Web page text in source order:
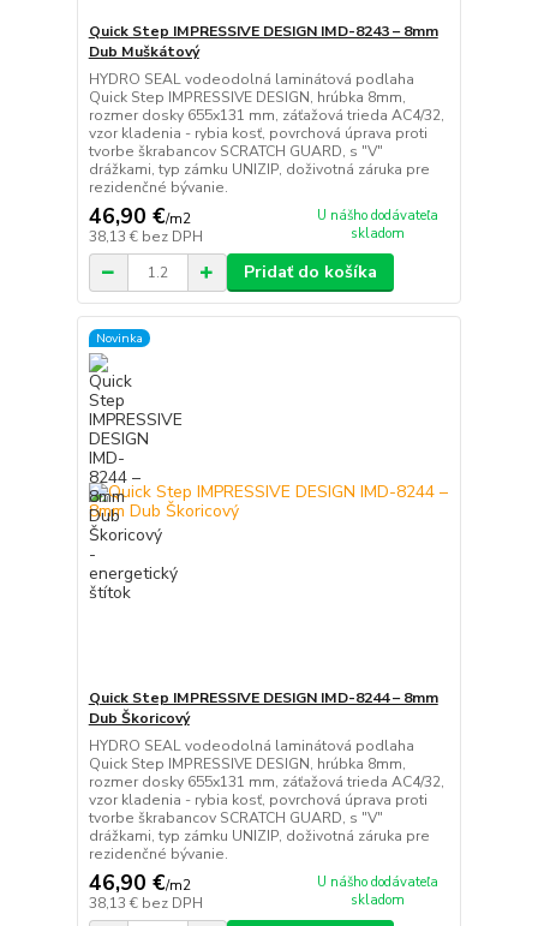
Quick Step IMPRESSIVE DESIGN IMD-8243 – 8mm
Dub Muškátový
HYDRO SEAL vodeodolná laminátová podlaha
Quick Step IMPRESSIVE DESIGN, hrúbka 8mm,
rozmer dosky 655x131 mm, záťažová trieda AC4/32,
vzor kladenia - rybia kosť, povrchová úprava proti
tvorbe škrabancov SCRATCH GUARD, s "V"
drážkami, typ zámku UNIZIP, doživotná záruka pre
rezidenčné bývanie.
46,90 €/m2
38,13 € bez DPH
U nášho dodávateľa
skladom
Pridať do košíka
Novinka
Quick Step IMPRESSIVE DESIGN IMD-8244 – 8mm
Dub Škoricový
HYDRO SEAL vodeodolná laminátová podlaha
Quick Step IMPRESSIVE DESIGN, hrúbka 8mm,
rozmer dosky 655x131 mm, záťažová trieda AC4/32,
vzor kladenia - rybia kosť, povrchová úprava proti
tvorbe škrabancov SCRATCH GUARD, s "V"
drážkami, typ zámku UNIZIP, doživotná záruka pre
rezidenčné bývanie.
46,90 €/m2
38,13 € bez DPH
U nášho dodávateľa
skladom